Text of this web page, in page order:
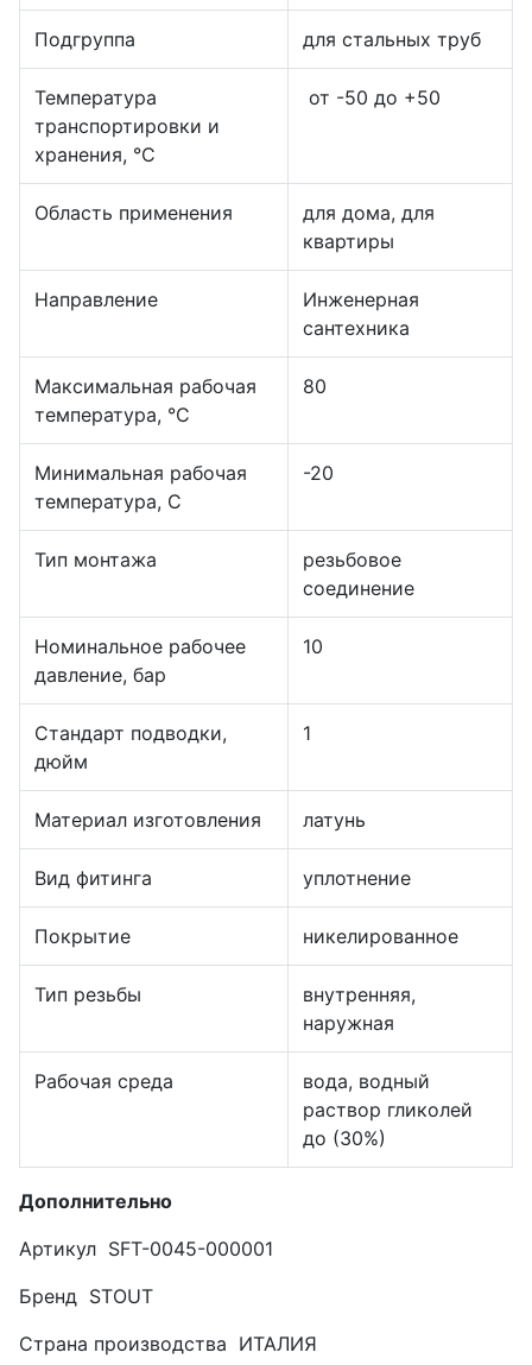
Подгруппа для стальных труб
Температура
транспортировки и
хранения, °С
от -50 до +50
Область применения
для дома, для
квартиры
Направление
Инженерная
сантехника
Максимальная рабочая
температура, °С
80
Минимальная рабочая
температура, С
-20
Тип монтажа
резьбовое
соединение
Номинальное рабочее
давление, бар
10
Стандарт подводки,
дюйм
1
Материал изготовления латунь
Вид фитинга уплотнение
Покрытие никелированное
Тип резьбы
внутренняя,
наружная
Рабочая среда
вода, водный
раствор гликолей
до (30%)
Дополнительно
Артикул SFT-0045-000001
Бренд STOUT
Страна производства ИТАЛИЯ